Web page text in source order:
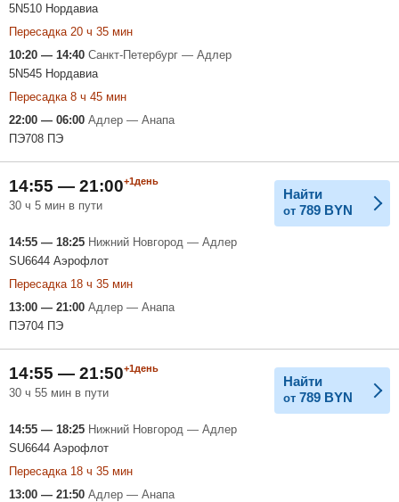
5N510 Нордавиа
Пересадка 20 ч 35 мин
10:20 — 14:40 Санкт-Петербург — Адлер
5N545 Нордавиа
Пересадка 8 ч 45 мин
22:00 — 06:00 Адлер — Анапа
ПЭ708 ПЭ
14:55 — 21:00+1день
30 ч 5 мин в пути
Найти
от 789 BYN
14:55 — 18:25 Нижний Новгород — Адлер
SU6644 Аэрофлот
Пересадка 18 ч 35 мин
13:00 — 21:00 Адлер — Анапа
ПЭ704 ПЭ
14:55 — 21:50+1день
30 ч 55 мин в пути
Найти
от 789 BYN
14:55 — 18:25 Нижний Новгород — Адлер
SU6644 Аэрофлот
Пересадка 18 ч 35 мин
13:00 — 21:50 Адлер — Анапа